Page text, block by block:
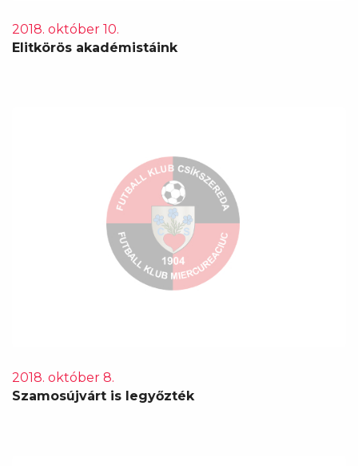
2018. október 10.
Elitkörös akadémistáink
2018. október 8.
Szamosújvárt is legyőzték